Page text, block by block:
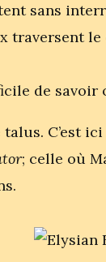
sans
traversent
de savoir
C’est
; celle où